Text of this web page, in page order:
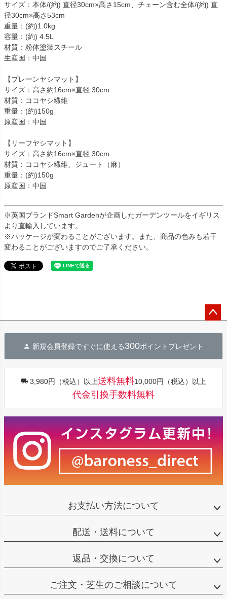
サイズ：本体/(約) 直径30cm×高さ15cm、チェーン含む全体/(約) 直
径30cm×高さ53cm
重量：(約)1.0kg
容量：(約) 4.5L
材質：粉体塗装スチール
生産国：中国
【プレーンヤシマット】
サイズ：高さ約16cm×直径 30cm
材質：ココヤシ繊維
重量：(約)150g
原産国：中国
【リーフヤシマット】
サイズ：高さ約16cm×直径 30cm
材質：ココヤシ繊維、ジュート（麻）
重量：(約)150g
原産国：中国
※英国ブランドSmart Gardenが企画したガーデンツールをイギリス
より直輸入しています。
※パッケージが変わることがございます。また、商品の色みも若干
変わることがございますのでご了承ください。
へ
新規会員登録ですぐに使える300ポイントプレゼント
3,980円（税込）以上送料無料10,000円（税込）以上
代金引換手数料無料
お支払い方法について
配送・送料について
返品・交換について
ご注文・芝生のご相談について